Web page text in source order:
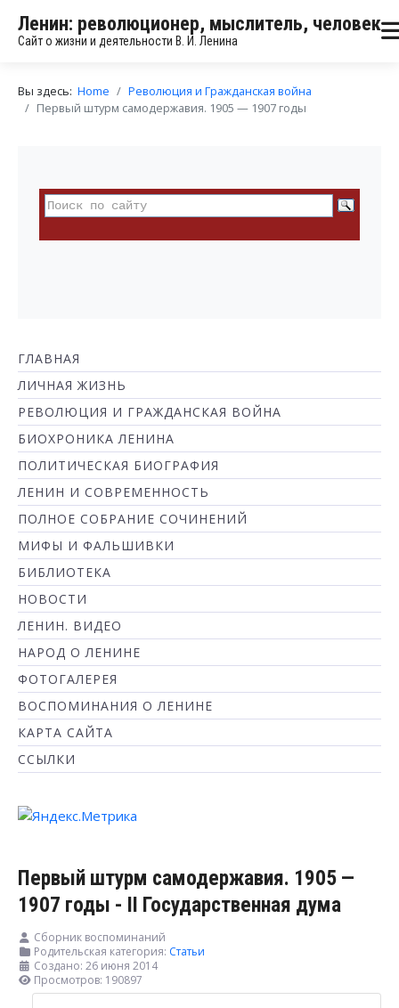
Ленин: революционер, мыслитель, человек
Сайт о жизни и деятельности В. И. Ленина
Вы здесь: Home
Революция и Гражданская война
Первый штурм самодержавия. 1905 — 1907 годы
ГЛАВНАЯ
ЛИЧНАЯ ЖИЗНЬ
РЕВОЛЮЦИЯ И ГРАЖДАНСКАЯ ВОЙНА
БИОХРОНИКА ЛЕНИНА
ПОЛИТИЧЕСКАЯ БИОГРАФИЯ
ЛЕНИН И СОВРЕМЕННОСТЬ
ПОЛНОЕ СОБРАНИЕ СОЧИНЕНИЙ
МИФЫ И ФАЛЬШИВКИ
БИБЛИОТЕКА
НОВОСТИ
ЛЕНИН. ВИДЕО
НАРОД О ЛЕНИНЕ
ФОТОГАЛЕРЕЯ
ВОСПОМИНАНИЯ О ЛЕНИНЕ
КАРТА САЙТА
ССЫЛКИ
Первый штурм самодержавия. 1905 —
1907 годы - II Государственная дума
Сборник воспоминаний
Родительская категория: Статьи
Создано: 26 июня 2014
Просмотров: 190897